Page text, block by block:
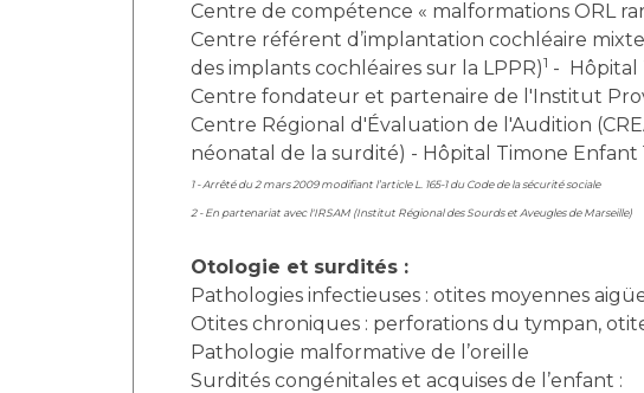
Centre de compétence « malformations ORL
Centre référent d’implantation cochléaire
des implants cochléaires sur la LPPR)1 - Hôpital
Centre fondateur et partenaire de l'Institut
Centre Régional d'Évaluation de l'Audition
néonatal de la surdité) - Hôpital Timone Enfant
1 - Arrêté du 2 mars 2009 modifiant l’article L. 165-1 du Code de la sécurité sociale
2 - En partenariat avec l'IRSAM (Institut Régional des Sourds et Aveugles de Marseille)
Otologie et surdités :
Pathologies infectieuses : otites moyennes
Otites chroniques : perforations du tympan,
Pathologie malformative de l’oreille
Surdités congénitales et acquises de l’enfant :